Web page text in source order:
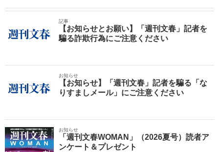
記事
【お知らせとお願い】「週刊文春」記者を
騙る詐欺行為にご注意ください
お知らせ
【お知らせ】「週刊文春」記者を騙る「な
りすましメール」にご注意ください
お知らせ
「週刊文春WOMAN」（2026夏号）読者ア
ンケート＆プレゼント